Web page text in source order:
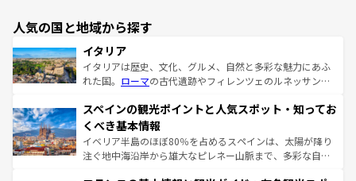
人気の国と地域から探す
イタリア
イタリアは歴史、文化、グルメ、自然と多彩な魅力にあふ
れた国。 ローマの古代遺跡やフィレンツェのルネッサンス
ろん、トスカーナの美しい田園風景やアマルフィ海岸の絶
景など、自然景観も見逃せない。観光の合間には、本場の
ピザやパスタなど、絶品のイタリア料理を堪能することも
できる。朝目覚めてから夜眠るまで、すべての瞬間を楽し
スペインの観光ポイントと人気スポット・知ってお
くべき基本情報
イベリア半島のほぼ80％を占めるスペインは、太陽が降り
注ぐ地中海沿岸から雄大なピレネー山脈まで、多彩な自然